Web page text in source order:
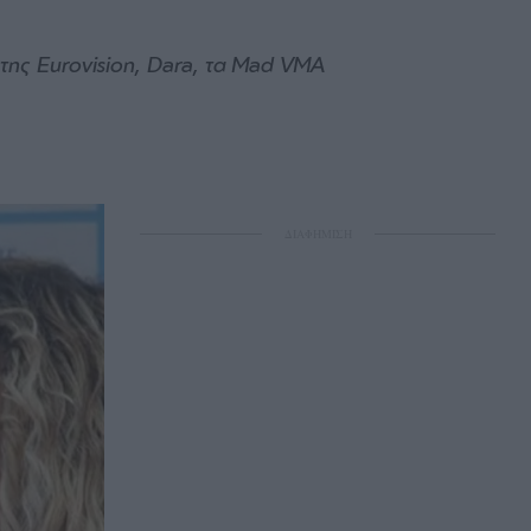
Eurovision, Dara, τα Mad VMA